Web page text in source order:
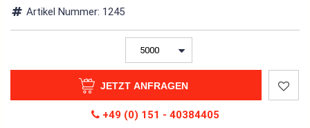
Artikel Nummer: 1245
JETZT ANFRAGEN
+49 (0) 151 - 40384405